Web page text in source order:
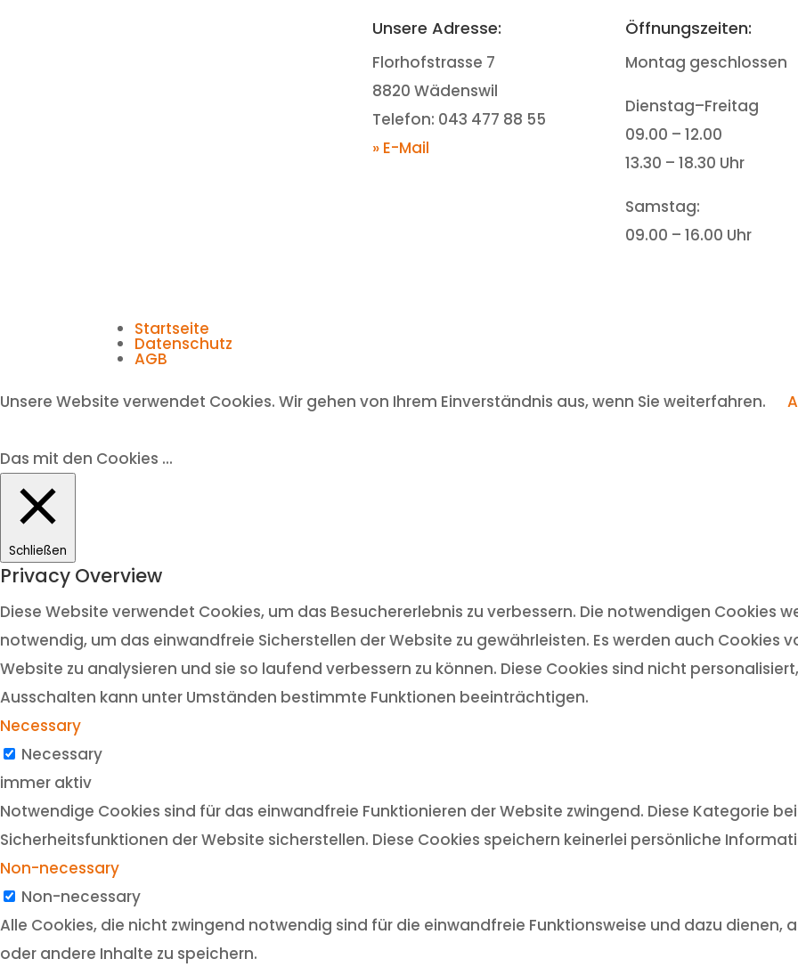
Unsere Adresse:
Florhofstrasse 7
8820 Wädenswil
Telefon: 043 477 88 55
» E-Mail
Öffnungszeiten:
Montag geschlossen
Dienstag–Freitag
09.00 – 12.00
13.30 – 18.30 Uhr
Samstag:
09.00 – 16.00 Uhr
Startseite
Datenschutz
AGB
Unsere Website verwendet Cookies. Wir gehen von Ihrem Einverständnis aus, wenn Sie weiterfahren.
Das mit den Cookies ...
Schließen
Privacy Overview
Diese Website verwendet Cookies, um das Besuchererlebnis zu verbessern. Die notwendigen Cookies
notwendig, um das einwandfreie Sicherstellen der Website zu gewährleisten. Es werden auch Cookies
Website zu analysieren und sie so laufend verbessern zu können. Diese Cookies sind nicht
Ausschalten kann unter Umständen bestimmte Funktionen beeinträchtigen.
Necessary
Necessary
immer aktiv
Notwendige Cookies sind für das einwandfreie Funktionieren der Website zwingend. Diese Kategorie
Sicherheitsfunktionen der Website sicherstellen. Diese Cookies speichern keinerlei persönliche
Non-necessary
Non-necessary
Alle Cookies, die nicht zwingend notwendig sind für die einwandfreie Funktionsweise und dazu dienen,
oder andere Inhalte zu speichern.